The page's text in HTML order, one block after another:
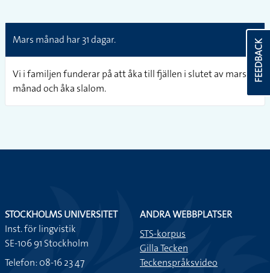
Mars månad har 31 dagar.
Vi i familjen funderar på att åka till fjällen i slutet av mars
månad och åka slalom.
FEEDBACK
STOCKHOLMS UNIVERSITET
Inst. för lingvistik
SE-106 91 Stockholm
Telefon: 08-16 23 47
ANDRA WEBBPLATSER
STS-korpus
Gilla Tecken
Teckenspråksvideo